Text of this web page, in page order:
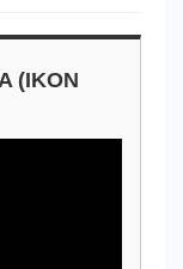
(IKON